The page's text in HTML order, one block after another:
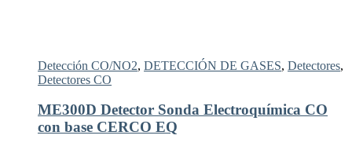
Detección CO/NO2, DETECCIÓN DE GASES, Detectores,
Detectores CO
ME300D Detector Sonda Electroquímica CO
con base CERCO EQ